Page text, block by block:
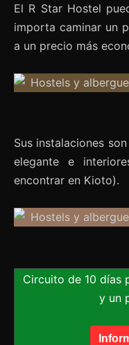
El R Star Hostel
importa caminar un
a un precio más
Sus instalaciones
elegante e
encontrar en Kioto).
Circuito de 10 días
y un